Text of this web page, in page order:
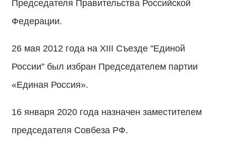
Председателя Правительства Российской
Федерации.
26 мая 2012 года на XIII Съезде "Единой
России" был избран Председателем партии
«Единая Россия».
16 января 2020 года назначен заместителем
председателя Совбеза РФ.